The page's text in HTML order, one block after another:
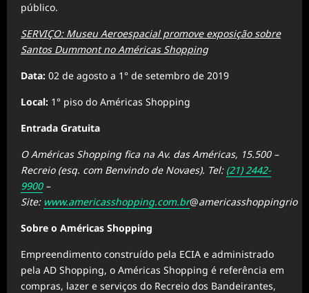
público.
SERVIÇO: Museu Aeroespacial promove exposição sobre
Santos Dummont no Américas Shopping
Data: 02 de agosto a 1° de setembro de 2019
Local: 1° piso do Américas Shopping
Entrada Gratuita
O Américas Shopping fica na Av. das Américas, 15.500 –
Recreio (esq. com Benvindo de Novaes). Tel: (21) 2442-
9900–
Site: www.americasshopping.com.br@americasshoppingrio
Sobre o Américas Shopping
Empreendimento construído pela ECIA e administrado
pela AD Shopping, o Américas Shopping é referência em
compras, lazer e serviços do Recreio dos Bandeirantes,